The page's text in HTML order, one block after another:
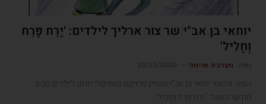
יוחאי בן אב"י שר צור ארליך לילדים: 'יֶרַח פֶּרַח
וְחָלִיל'
מערכת פנימה
הזמר והיוצר יוחאי בן אב"י משיק פרויקט מוסיקלי חדש לילדים סביב
חודשי השנה: 'יֶרַח פֶּרַח וְחָלִיל'.